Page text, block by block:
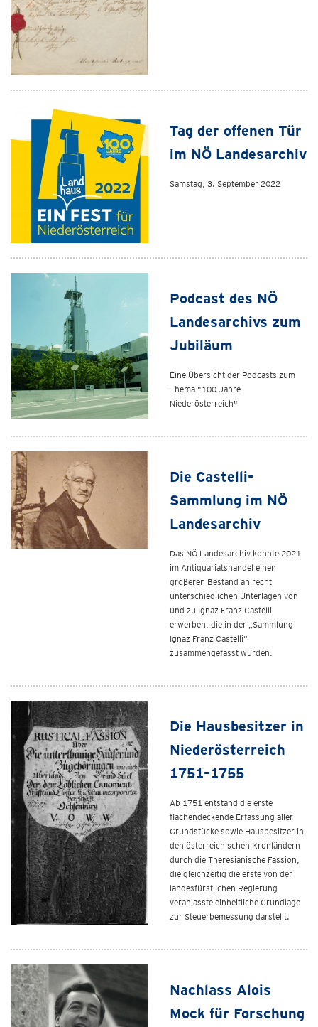
Tag der offenen Tür
im NÖ Landesarchiv
Samstag, 3. September 2022
Podcast des NÖ
Landesarchivs zum
Jubiläum
Eine Übersicht der Podcasts zum
Thema "100 Jahre
Niederösterreich"
Die Castelli-
Sammlung im NÖ
Landesarchiv
Das NÖ Landesarchiv konnte 2021
im Antiquariatshandel einen
größeren Bestand an recht
unterschiedlichen Unterlagen von
und zu Ignaz Franz Castelli
erwerben, die in der „Sammlung
Ignaz Franz Castelli“
zusammengefasst wurden.
Die Hausbesitzer in
Niederösterreich
1751–1755
Ab 1751 entstand die erste
flächendeckende Erfassung aller
Grundstücke sowie Hausbesitzer in
den österreichischen Kronländern
durch die Theresianische Fassion,
die gleichzeitig die erste von der
landesfürstlichen Regierung
veranlasste einheitliche Grundlage
zur Steuerbemessung darstellt.
Nachlass Alois
Mock für Forschung